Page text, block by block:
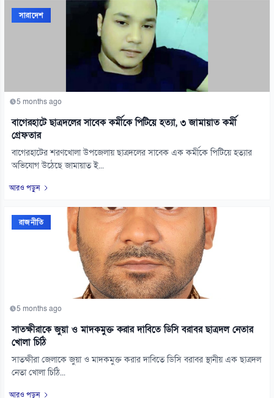
সারাদেশ
5 months ago
বাগেরহাটে ছাত্রদলের সাবেক কর্মীকে পিটিয়ে হত্যা, ৩ জামায়াত কর্মী
গ্রেফতার
বাগেরহাটের শরণখোলা উপজেলায় ছাত্রদলের সাবেক এক কর্মীকে পিটিয়ে হত্যার
অভিযোগ উঠেছে জামায়াত ই...
আরও পড়ুন
রাজনীতি
5 months ago
সাতক্ষীরাকে জুয়া ও মাদকমুক্ত করার দাবিতে ডিসি বরাবর ছাত্রদল নেতার
খোলা চিঠি
সাতক্ষীরা জেলাকে জুয়া ও মাদকমুক্ত করার দাবিতে ডিসি বরাবর স্থানীয় এক ছাত্রদল
নেতা খোলা চিঠি...
আরও পড়ুন